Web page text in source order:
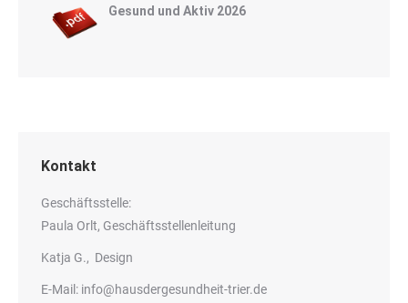
Gesund und Aktiv 2026
Kontakt
Geschäftsstelle:
Paula Orlt, Geschäftsstellenleitung
Katja G., Design
E-Mail: info@hausdergesundheit-trier.de